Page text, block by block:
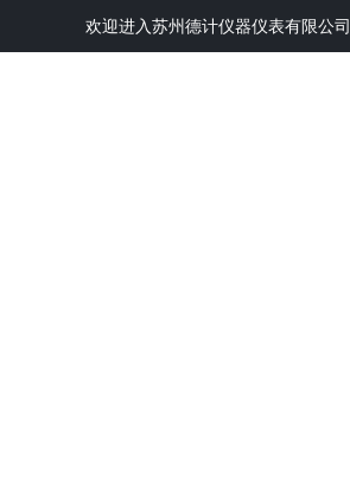
欢迎进入苏州德计仪器仪表有限公